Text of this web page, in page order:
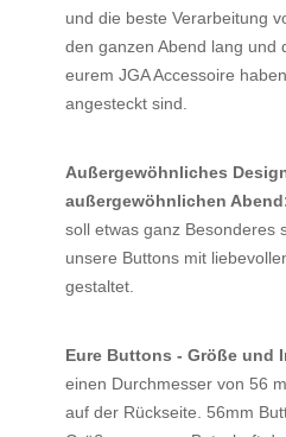
und die beste Verarbeitung
den ganzen Abend lang und
eurem JGA Accessoire
angesteckt sind.
Außergewöhnliches
außergewöhnlichen
soll etwas ganz Besonderes
unsere Buttons mit
gestaltet.
Eure Buttons - Größe und
einen Durchmesser von 56
auf der Rückseite. 56mm